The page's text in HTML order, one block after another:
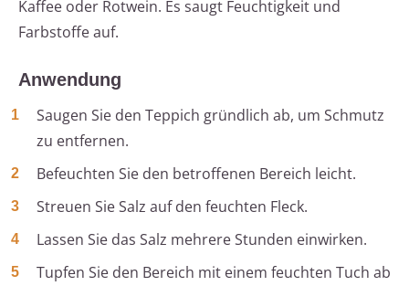
Kaffee oder Rotwein. Es saugt Feuchtigkeit und
Farbstoffe auf.
Anwendung
Saugen Sie den Teppich gründlich ab, um Schmutz
zu entfernen.
Befeuchten Sie den betroffenen Bereich leicht.
Streuen Sie Salz auf den feuchten Fleck.
Lassen Sie das Salz mehrere Stunden einwirken.
Tupfen Sie den Bereich mit einem feuchten Tuch ab